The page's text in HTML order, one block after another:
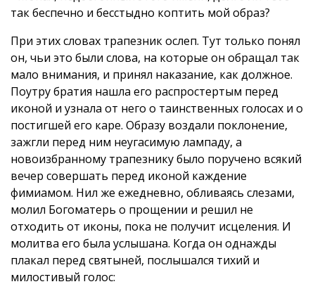
так беспечно и бесстыдно коптить мой образ?
При этих словах трапезник ослеп. Тут только понял
он, чьи это были слова, на которые он обращал так
мало внимания, и принял наказание, как должное.
Поутру братия нашла его распростертым перед
иконой и узнала от него о таинственных голосах и о
постигшей его каре. Образу воздали поклонение,
зажгли перед ним неугасимую лампаду, а
новоизбранному трапезнику было поручено всякий
вечер совершать перед иконой каждение
фимиамом. Нил же ежедневно, обливаясь слезами,
молил Богоматерь о прощении и решил не
отходить от иконы, пока не получит исцеления. И
молитва его была услышана. Когда он однажды
плакал перед святыней, послышался тихий и
милостивый голос: